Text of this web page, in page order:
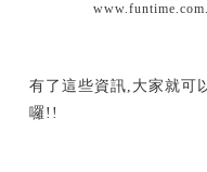
有了這些資訊,大家就可
囉!!